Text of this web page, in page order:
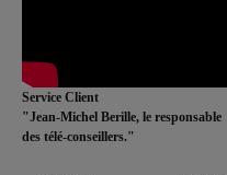
Service Client
"Jean-Michel Berille, le responsable
des télé-conseillers."